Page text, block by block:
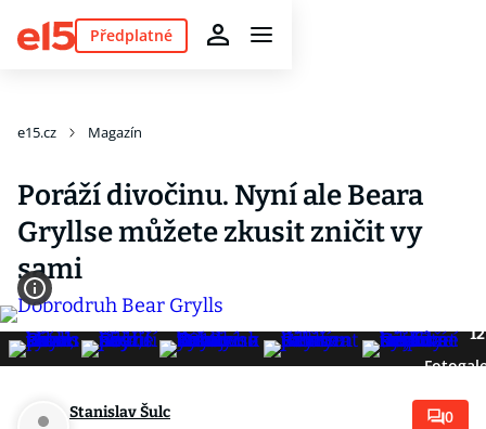
Předplatné
e15.cz Magazín
Poráží divočinu. Nyní ale Beara
Gryllse můžete zkusit zničit vy
sami
12
Stanislav Šulc 0